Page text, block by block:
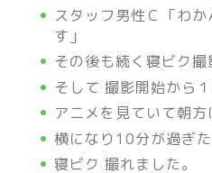
スタッフ男性Ｃ「わ
す」
その後も続く寝ビク撮
そして 撮影開始から１
アニメを見ていて朝方
横になり10分が過ぎ
寝ビク 撮れました。